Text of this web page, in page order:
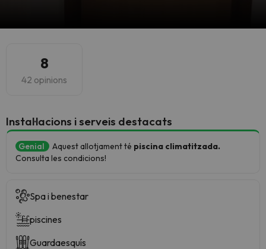
8
42 opinions
Instal·lacions i serveis destacats
Genial Aquest allotjament té piscina climatitzada.
Consulta les condicions!
Spa i benestar
piscines
Guardaesquís